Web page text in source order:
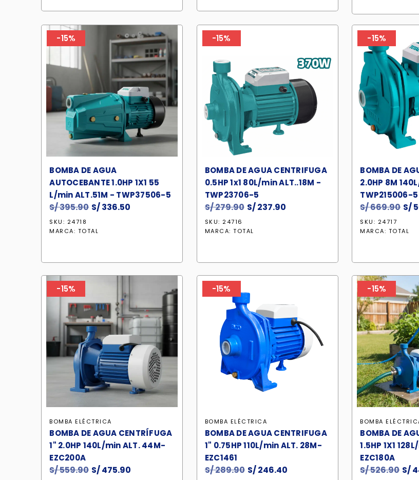
S/
-15%
BOMBA DE AGUA
AUTOCEBANTE 1.0HP 1X1 55
L/min ALT.51M - TWP37506-5
S/395.90 El
original
S/336.50
SKU: 24718
MARCA: TOTAL
-15%
BOMBA DE AGUA CENTRIFUGA
0.5HP 1x1 80L/min ALT..18M -
TWP23706-5
S/279.90 El
original
S/237.90
SKU: 24716
MARCA:TOTAL
-15%
BOMBA DE
2.0HP 8M
TWP215006-5
S/669.90 El
S/
SKU: 24717
MARCA: TOTAL
-15%
BOMBA ELÉCTRICA
BOMBA DE AGUA CENTRÍFUGA
1" 2.0HP 140L/min ALT. 44M-
EZC200A
S/559.90 El
S/475.90
-15%
BOMBA ELÉCTRICA
BOMBA DE AGUA CENTRIFUGA
1" 0.75HP 110L/min ALT. 28M-
EZC1461
S/289.90 El
S/246.40
-15%
BOMBA
BOMBA DE
1.5HP 1X1
EZC180A
S/526.90 El
S/